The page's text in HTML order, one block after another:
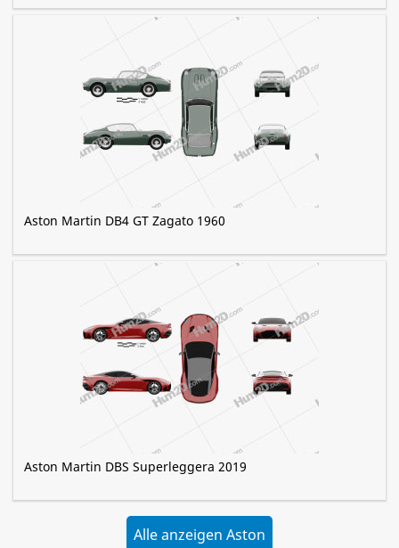
Aston Martin DB4 GT Zagato 1960
Aston Martin DBS Superleggera 2019
Alle anzeigen Aston